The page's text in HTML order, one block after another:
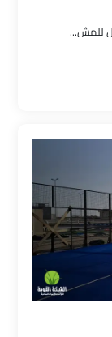
للمش...